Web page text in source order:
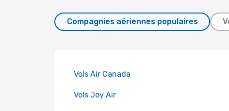
Compagnies aériennes populaires
Vols Air Canada
Vols Joy Air